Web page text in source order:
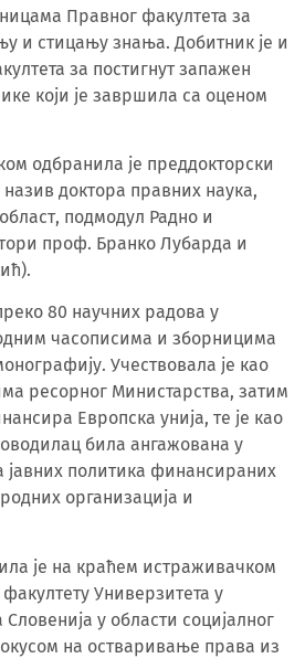
Правног факултета за
и стицању знања. Добитник је и
за постигнут запажен
који је завршила са оценом
одбранила је преддокторски
назив доктора правних наука,
подмодул Радно и
проф. Бранко Лубарда и
80 научних радова у
часописима и зборницима
Учествовала је као
ресорног Министарства, затим
Европска унија, те је као
била ангажована у
јавних политика финансираних
организација и
је на краћем истраживачком
Универзитета у
у области социјалног
на остваривање права из